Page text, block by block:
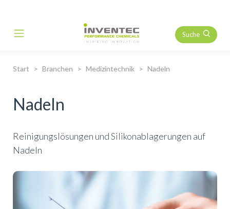
Main Navigation Suche
Start Branchen Medizintechnik Nadeln
Nadeln
Reinigungslösungen und Silikonablagerungen auf
Nadeln